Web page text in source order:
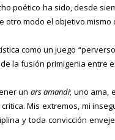
ha sido, desde
otro modo el objetivo mismo
como un juego
la fusión primigenia entre
un ars amandi; uno ama,
Mis extremos, mi
y toda convicción